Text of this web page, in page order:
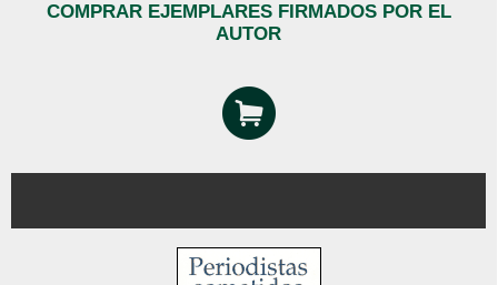
COMPRAR EJEMPLARES FIRMADOS POR EL
AUTOR